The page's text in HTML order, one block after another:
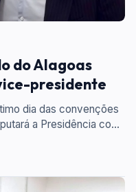
do Alagoas
presidente
dia das convenções
a Presidência com